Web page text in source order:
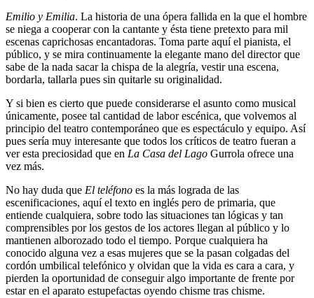
Emilio y Emilia. La historia de una ópera fallida en la que el hombre
se niega a cooperar con la cantante y ésta tiene pretexto para mil
escenas caprichosas encantadoras. Toma parte aquí el pianista, el
público, y se mira continuamente la elegante mano del director que
sabe de la nada sacar la chispa de la alegría, vestir una escena,
bordarla, tallarla pues sin quitarle su originalidad.
Y si bien es cierto que puede considerarse el asunto como musical
únicamente, posee tal cantidad de labor escénica, que volvemos al
principio del teatro contemporáneo que es espectáculo y equipo. Así
pues sería muy interesante que todos los críticos de teatro fueran a
ver esta preciosidad que en La Casa del Lago Gurrola ofrece una
vez más.
No hay duda que El teléfono es la más lograda de las
escenificaciones, aquí el texto en inglés pero de primaria, que
entiende cualquiera, sobre todo las situaciones tan lógicas y tan
comprensibles por los gestos de los actores llegan al público y lo
mantienen alborozado todo el tiempo. Porque cualquiera ha
conocido alguna vez a esas mujeres que se la pasan colgadas del
cordón umbilical telefónico y olvidan que la vida es cara a cara, y
pierden la oportunidad de conseguir algo importante de frente por
estar en el aparato estupefactas oyendo chisme tras chisme.